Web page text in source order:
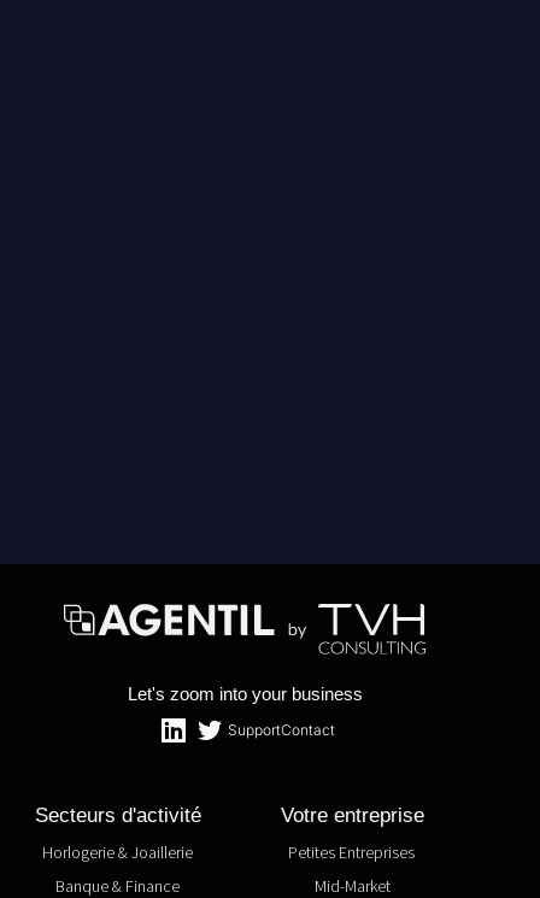
Let's zoom into your business
SupportContact
Secteurs d'activité
Horlogerie & Joaillerie
Banque & Finance
Votre entreprise
Petites Entreprises
Mid-Market